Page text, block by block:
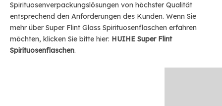
Spirituosenverpackungslösungen von höchster Qualität
entsprechend den Anforderungen des Kunden. Wenn Sie
mehr über Super Flint Glass Spirituosenflaschen erfahren
möchten, klicken Sie bitte hier: HUIHE Super Flint
Spirituosenflaschen.